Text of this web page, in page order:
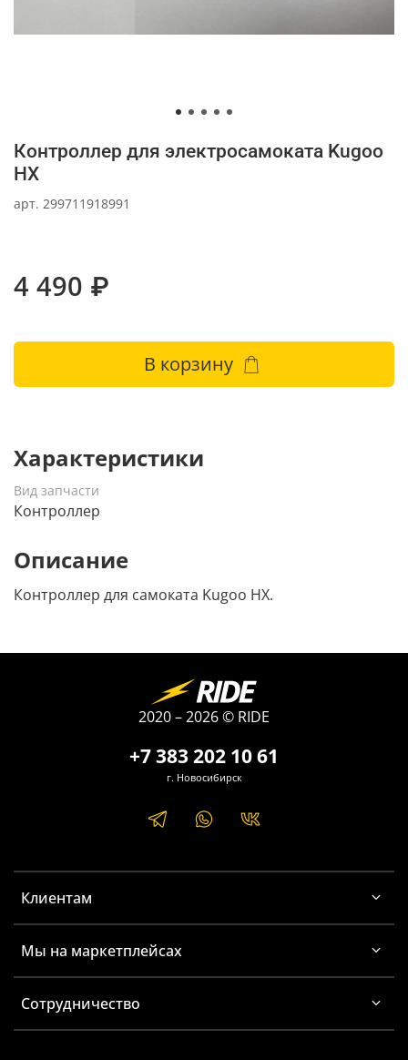
арт. 299711918991
Контроллер для электросамоката Kugoo
HX
4 490 ₽
В корзину
Характеристики
Вид запчасти
Контроллер
Описание
Контроллер для самоката Kugoo HX.
Клиентам
Мы на маркетплейсах
Сотрудничество
+7 383 202 10 61
г. Новосибирск
2020 – 2026 © RIDE